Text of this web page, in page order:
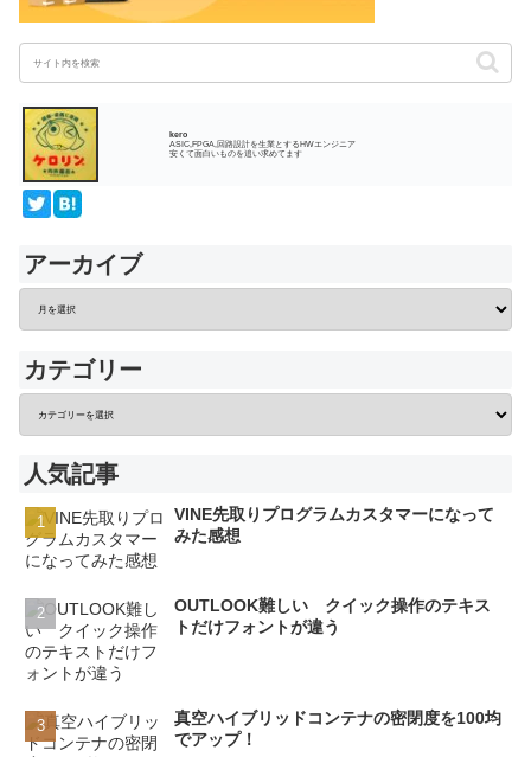
kero
ASIC,FPGA,回路設計を生業とするHWエンジニア
安くて面白いものを追い求めてます
アーカイブ
カテゴリー
人気記事
VINE先取りプログラムカスタマーになって
みた感想
OUTLOOK難しい クイック操作のテキス
トだけフォントが違う
真空ハイブリッドコンテナの密閉度を100均
でアップ！